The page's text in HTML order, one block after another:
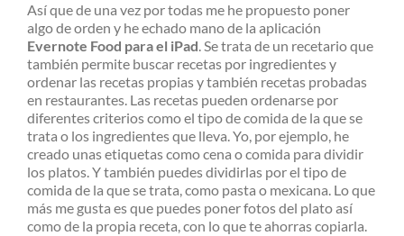
Así que de una vez por todas me he propuesto poner
algo de orden y he echado mano de la aplicación
Evernote Food para el iPad. Se trata de un recetario que
también permite buscar recetas por ingredientes y
ordenar las recetas propias y también recetas probadas
en restaurantes. Las recetas pueden ordenarse por
diferentes criterios como el tipo de comida de la que se
trata o los ingredientes que lleva. Yo, por ejemplo, he
creado unas etiquetas como cena o comida para dividir
los platos. Y también puedes dividirlas por el tipo de
comida de la que se trata, como pasta o mexicana. Lo que
más me gusta es que puedes poner fotos del plato así
como de la propia receta, con lo que te ahorras copiarla.